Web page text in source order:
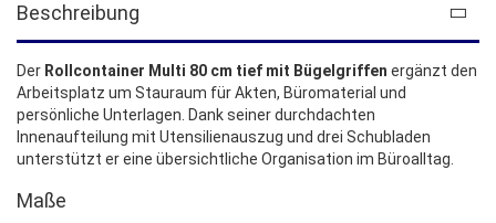
Beschreibung
Der Rollcontainer Multi 80 cm tief mit Bügelgriffen ergänzt den
Arbeitsplatz um Stauraum für Akten, Büromaterial und
persönliche Unterlagen. Dank seiner durchdachten
Innenaufteilung mit Utensilienauszug und drei Schubladen
unterstützt er eine übersichtliche Organisation im Büroalltag.
Maße